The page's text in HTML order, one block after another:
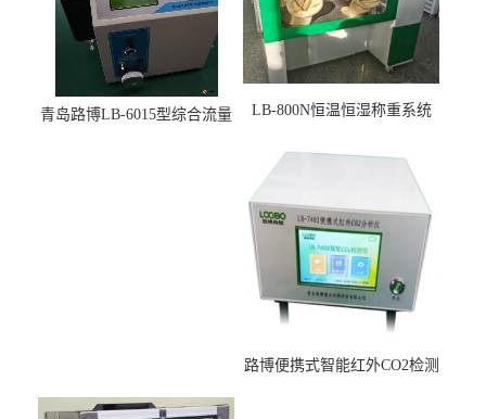
青岛路博LB-6015型综合流量
LB-800N恒温恒湿称重系统
路博便携式智能红外CO2检测